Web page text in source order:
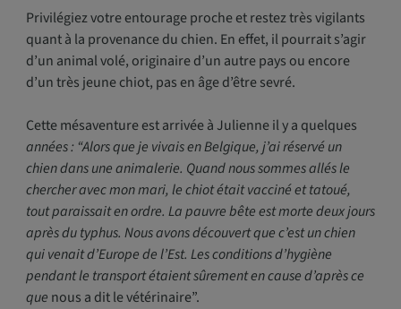
Privilégiez votre entourage proche et restez très vigilants
quant à la provenance du chien. En effet, il pourrait s’agir
d’un animal volé, originaire d’un autre pays ou encore
d’un très jeune chiot, pas en âge d’être sevré.
Cette mésaventure est arrivée à Julienne il y a quelques
années : “Alors que je vivais en Belgique, j’ai réservé un
chien dans une animalerie. Quand nous sommes allés le
chercher avec mon mari, le chiot était vacciné et tatoué,
tout paraissait en ordre. La pauvre bête est morte deux jours
après du typhus. Nous avons découvert que c’est un chien
qui venait d’Europe de l’Est. Les conditions d’hygiène
pendant le transport étaient sûrement en cause d’après ce
que nous a dit le vétérinaire”.